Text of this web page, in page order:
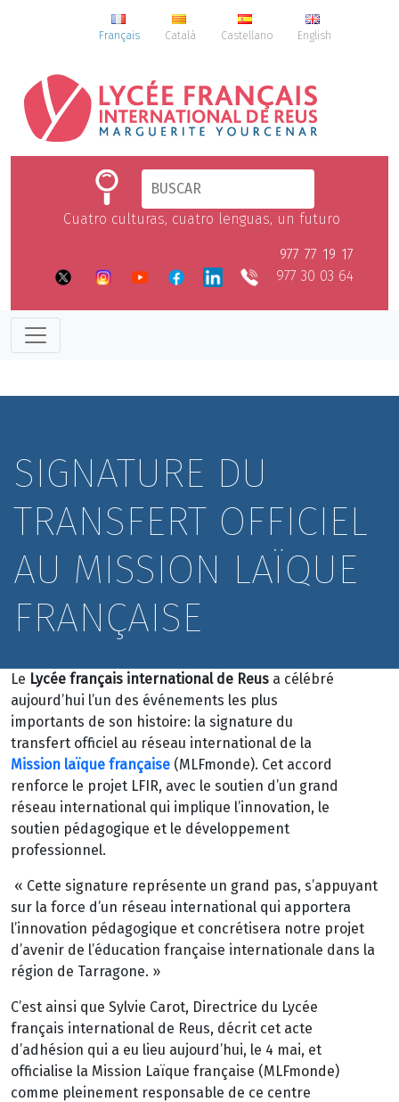
Français Català Castellano English
Cuatro culturas, cuatro lenguas, un futuro
977 77 19 17
977 30 03 64
SIGNATURE DU
TRANSFERT OFFICIEL
AU MISSION LAÏQUE
FRANÇAISE
Le Lycée français international de Reus a célébré
aujourd’hui l’un des événements les plus
importants de son histoire: la signature du
transfert officiel au réseau international de la
Mission laïque française (MLFmonde). Cet accord
renforce le projet LFIR, avec le soutien d’un grand
réseau international qui implique l’innovation, le
soutien pédagogique et le développement
professionnel.
« Cette signature représente un grand pas, s’appuyant
sur la force d’un réseau international qui apportera
l’innovation pédagogique et concrétisera notre projet
d’avenir de l’éducation française internationale dans la
région de Tarragone. »
C’est ainsi que Sylvie Carot, Directrice du Lycée
français international de Reus, décrit cet acte
d’adhésion qui a eu lieu aujourd’hui, le 4 mai, et
officialise la Mission Laïque française (MLFmonde)
comme pleinement responsable de ce centre